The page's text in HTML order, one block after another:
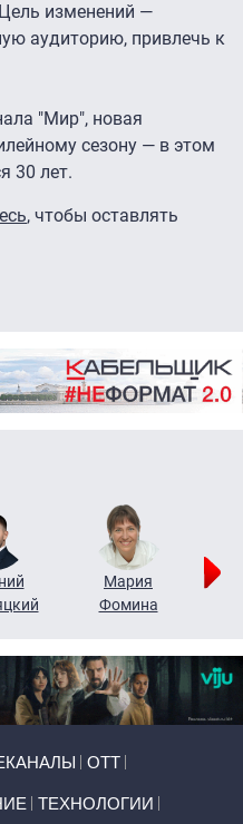
изменений —
аудиторию, привлечь к
"Мир", новая
сезону — в этом
30 лет.
, чтобы оставлять
Мария
Фомина
ОТТ
ТЕХНОЛОГИИ